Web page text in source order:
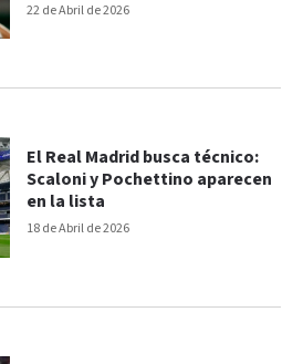
22 de Abril de 2026
18 de Abril de 2026
El Real Madrid busca técnico:
Scaloni y Pochettino aparecen
en la lista